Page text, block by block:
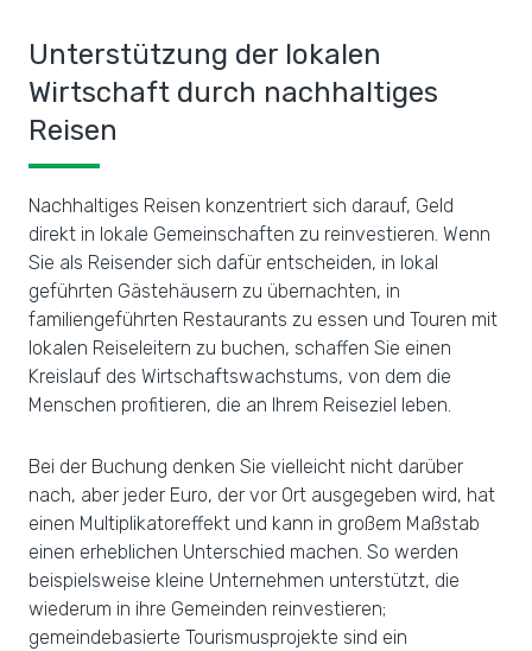
Unterstützung der lokalen
Wirtschaft durch nachhaltiges
Reisen
Nachhaltiges Reisen konzentriert sich darauf, Geld
direkt in lokale Gemeinschaften zu reinvestieren. Wenn
Sie als Reisender sich dafür entscheiden, in lokal
geführten Gästehäusern zu übernachten, in
familiengeführten Restaurants zu essen und Touren mit
lokalen Reiseleitern zu buchen, schaffen Sie einen
Kreislauf des Wirtschaftswachstums, von dem die
Menschen profitieren, die an Ihrem Reiseziel leben.
Bei der Buchung denken Sie vielleicht nicht darüber
nach, aber jeder Euro, der vor Ort ausgegeben wird, hat
einen Multiplikatoreffekt und kann in großem Maßstab
einen erheblichen Unterschied machen. So werden
beispielsweise kleine Unternehmen unterstützt, die
wiederum in ihre Gemeinden reinvestieren;
gemeindebasierte Tourismusprojekte sind ein